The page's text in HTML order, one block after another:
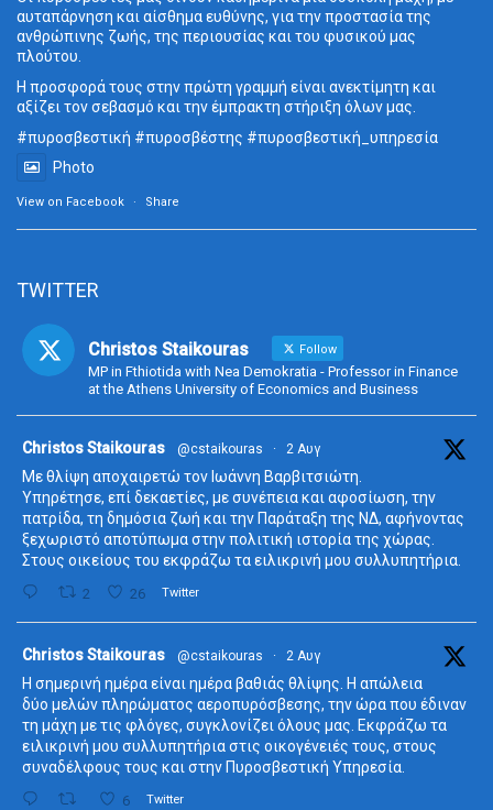
αυταπάρνηση και αίσθημα ευθύνης, για την προστασία της
ανθρώπινης ζωής, της περιουσίας και του φυσικού μας
πλούτου.
Η προσφορά τους στην πρώτη γραμμή είναι ανεκτίμητη και
αξίζει τον σεβασμό και την έμπρακτη στήριξη όλων μας.
#πυροσβεστική #πυροσβέστης #πυροσβεστική_ υπηρεσία
Photo
View on Facebook · Share
TWITTER
Christos Staikouras Follow
MP in Fthiotida with Nea Demokratia - Professor in Finance
at the Athens University of Economics and Business
Christos Staikouras @cstaikouras · 2 Αυγ
Με θλίψη αποχαιρετώ τον Ιωάννη Βαρβιτσιώτη.
Υπηρέτησε, επί δεκαετίες, με συνέπεια και αφοσίωση, την
πατρίδα, τη δημόσια ζωή και την Παράταξη της ΝΔ, αφήνοντας
ξεχωριστό αποτύπωμα στην πολιτική ιστορία της χώρας.
Στους οικείους του εκφράζω τα ειλικρινή μου συλλυπητήρια.
2 26 Twitter
Christos Staikouras @cstaikouras · 2 Αυγ
Η σημερινή ημέρα είναι ημέρα βαθιάς θλίψης. Η απώλεια
δύο μελών πληρώματος αεροπυρόσβεσης, την ώρα που έδιναν
τη μάχη με τις φλόγες, συγκλονίζει όλους μας. Εκφράζω τα
ειλικρινή μου συλλυπητήρια στις οικογένειές τους, στους
συναδέλφους τους και στην Πυροσβεστική Υπηρεσία.
6 Twitter